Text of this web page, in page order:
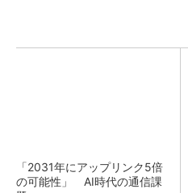
「2031年にアップリンク5倍
の可能性」 AI時代の通信課